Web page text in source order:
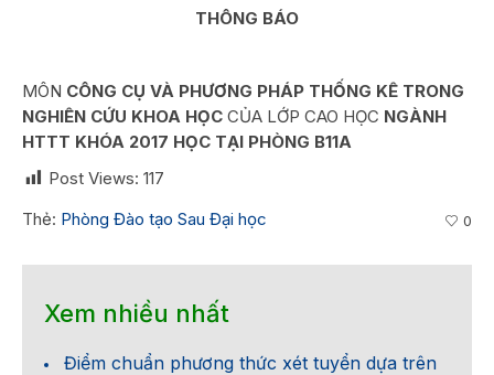
THÔNG BÁO
MÔN CÔNG CỤ VÀ PHƯƠNG PHÁP THỐNG KÊ TRONG
NGHIÊN CỨU KHOA HỌC CỦA LỚP CAO HỌC NGÀNH
HTTT KHÓA 2017 HỌC TẠI PHÒNG B11A
Post Views: 117
Thẻ: Phòng Đào tạo Sau Đại học 0
Xem nhiều nhất
Điểm chuẩn phương thức xét tuyển dựa trên